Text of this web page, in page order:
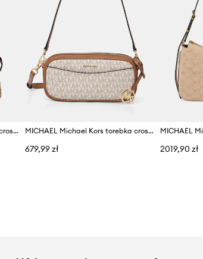
MICHAEL Michael Kors torebka crossbody damska Zadie MICHAEL Michael Kors torebka crossbody damska z imitacji skóry May
679,99 zł 2019,90 zł